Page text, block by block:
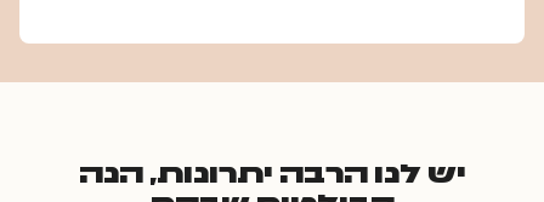
יש לנו הרבה יתרונות, הנה